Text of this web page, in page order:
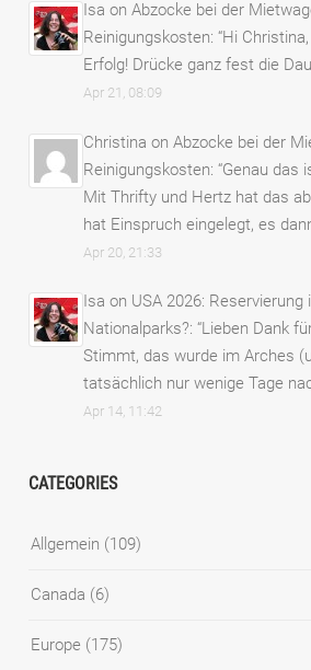
Isa onAbzocke bei der
Reinigungskosten: “Hi
Erfolg! Drücke ganz fest die
Apr 21, 08:09
Christina onAbzocke bei der
Reinigungskosten: “Genau das
Mit Thrifty und Hertz hat das
hat Einspruch eingelegt, es
Apr 20, 21:33
Isa on USA 2026: Reservierung
Nationalparks?: “Lieben Dank
Stimmt, das wurde im Arches
tatsächlich nur wenige Tage
Apr 14, 11:42
CATEGORIES
Allgemein (109)
Canada (6)
Europe (175)